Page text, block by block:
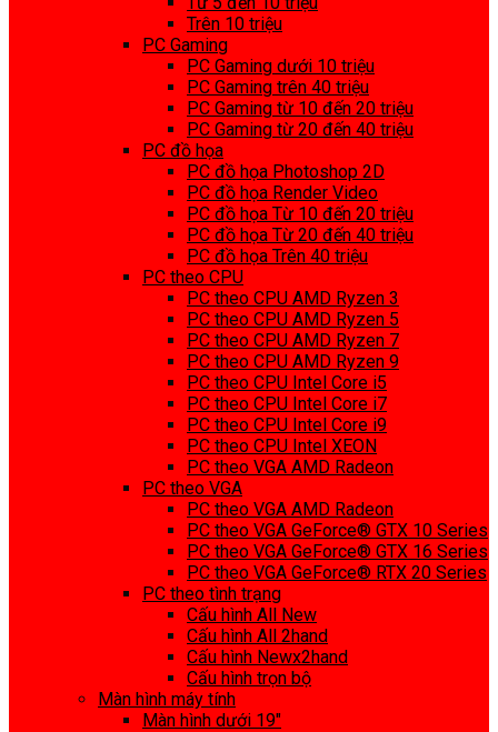
Trên 10 triệu
PC Gaming
PC Gaming dưới 10 triệu
PC Gaming trên 40 triệu
PC Gaming từ 10 đến 20 triệu
PC Gaming từ 20 đến 40 triệu
PC đồ họa
PC đồ họa Photoshop 2D
PC đồ họa Render Video
PC đồ họa Từ 10 đến 20 triệu
PC đồ họa Từ 20 đến 40 triệu
PC đồ họa Trên 40 triệu
PC theo CPU
PC theo CPU AMD Ryzen 3
PC theo CPU AMD Ryzen 5
PC theo CPU AMD Ryzen 7
PC theo CPU AMD Ryzen 9
PC theo CPU Intel Core i5
PC theo CPU Intel Core i7
PC theo CPU Intel Core i9
PC theo CPU Intel XEON
PC theo VGA AMD Radeon
PC theo VGA
PC theo VGA AMD Radeon
PC theo VGA GeForce® GTX 10 Series
PC theo VGA GeForce® GTX 16 Series
PC theo VGA GeForce® RTX 20 Series
PC theo tình trạng
Cấu hình All New
Cấu hình All 2hand
Cấu hình Newx2hand
Cấu hình trọn bộ
Màn hình máy tính
Màn hình dưới 19″